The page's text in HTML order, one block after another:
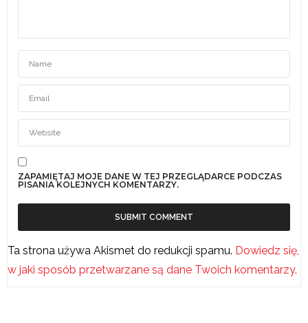
ZAPAMIĘTAJ MOJE DANE W TEJ PRZEGLĄDARCE PODCZAS
PISANIA KOLEJNYCH KOMENTARZY.
Ta strona używa Akismet do redukcji spamu. Dowiedz się,
w jaki sposób przetwarzane są dane Twoich komentarzy.